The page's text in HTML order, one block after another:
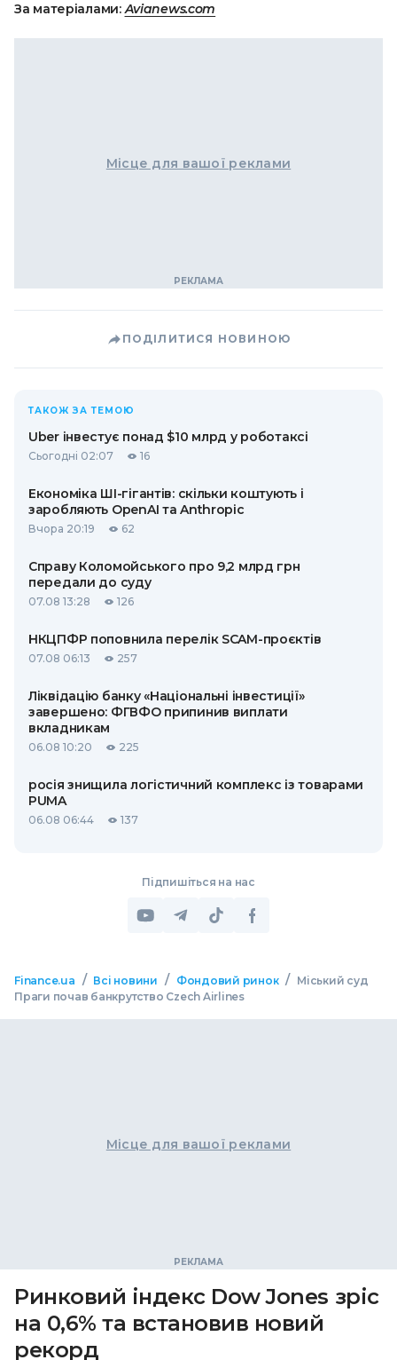
За матеріалами:Avianews.com
Місце для вашої реклами
ПОДІЛИТИСЯ НОВИНОЮ
ТАКОЖ ЗА ТЕМОЮ
Uber інвестує понад $10 млрд у роботаксі
Сьогодні 02:07 16
Економіка ШІ-гігантів: скільки коштують і
заробляють OpenAI та Anthropic
Вчора 20:19 62
Справу Коломойського про 9,2 млрд грн
передали до суду
07.08 13:28 126
НКЦПФР поповнила перелік SCAM-проєктів
07.08 06:13 257
Ліквідацію банку «Національні інвестиції»
завершено: ФГВФО припинив виплати
вкладникам
06.08 10:20 225
росія знищила логістичний комплекс із товарами
PUMA
06.08 06:44 137
Підпишіться на нас
Finance.ua / Всі новини / Фондовий ринок / Міський суд
Праги почав банкрутство Czech Airlines
Місце для вашої реклами
Ринковий індекс Dow Jones зріс
на 0,6% та встановив новий
рекорд